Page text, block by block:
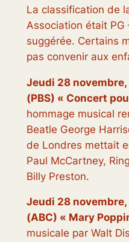
La classification de
Association était PG
suggérée. Certains
pas convenir aux
Jeudi 28 novembre,
(PBS) « Concert
hommage musical
Beatle George
de Londres mettait
Paul McCartney,
Billy Preston.
Jeudi 28 novembre,
(ABC) « Mary
musicale par Walt